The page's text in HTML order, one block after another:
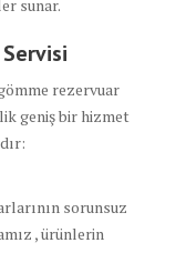
sunar.
rezervuar
geniş bir hizmet
sorunsuz
, ürünlerin